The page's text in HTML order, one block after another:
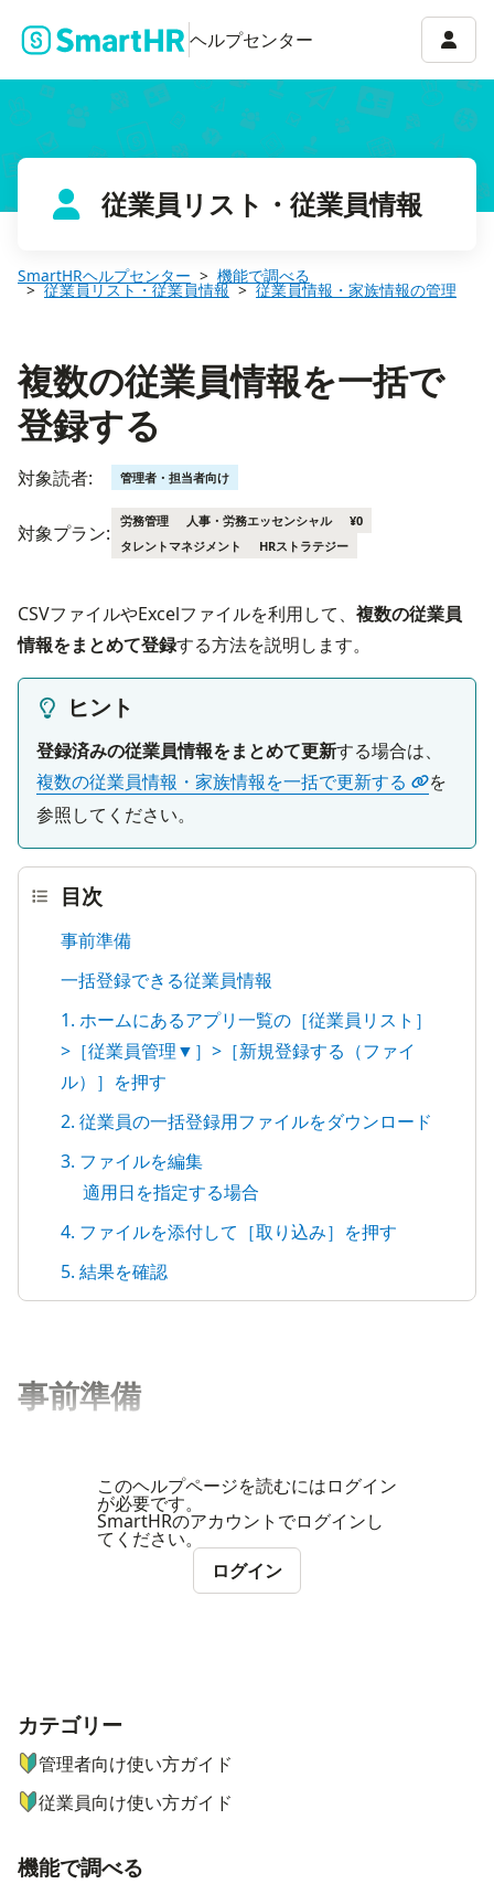
ヘルプセンター アカ
従業員リスト・従業員情報
SmartHRヘルプセンター 機能で調べる
従業員リスト・従業員情報 従業員情報・家族情報の管理
複数の従業員情報を一括で
登録する
対象読者: 管理者・担当者向け
対象プラン:
労務管理 人事・労務エッセンシャル
¥0
タレントマネジメント
HRストラテジー
CSVファイルやExcelファイルを利用して、 複数の従業員
情報をまとめて登録する方法を説明します。
ヒント
登録済みの従業員情報をまとめて更新する場合は、
複数の従業員情報・家族情報を一括で更新する
を
参照してください。
目次
事前準備
一括登録できる従業員情報
1. ホームにあるアプリ一覧の［従業員リスト］
>［従業員管理▼］>［新規登録する（ファイ
ル）］を押す
2. 従業員の一括登録用ファイルをダウンロード
3. ファイルを編集
適用日を指定する場合
4. ファイルを添付して［取り込み］を押す
5. 結果を確認
事前準備
このヘルプページを読むにはログイン
が必要です。
SmartHRのアカウントでログインし
てください。
ログイン
ナビゲーションメニュー
カテゴリー
管理者向け使い方ガイド
従業員向け使い方ガイド
機能で調べる